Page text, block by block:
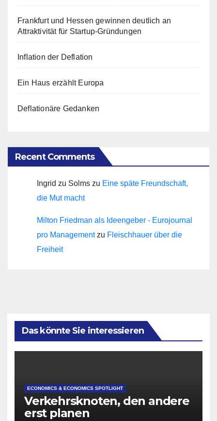
Frankfurt und Hessen gewinnen deutlich an
Attraktivität für Startup-Gründungen
Inflation der Deflation
Ein Haus erzählt Europa
Deflationäre Gedanken
Recent Comments
Ingrid zu Solms zu Eine späte Freundschaft,
die Mut macht
Milton Friedman als Ideengeber - Eurojournal
pro Managementzu Fleischhauer über die
Freiheit
Das könnte Sie interessieren
ECONOMICS & ECONOMICS SPOTLIGHT
Verkehrsknoten, den andere
erst planen